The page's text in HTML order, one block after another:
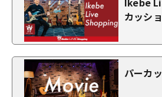
カッシ
パーカ